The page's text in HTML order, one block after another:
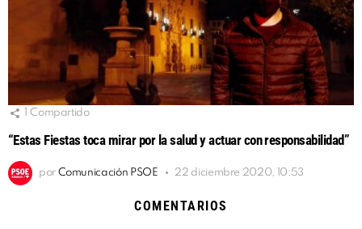
Compartido
“Estas Fiestas toca mirar por la salud y actuar con responsabilidad”
por Comunicación PSOE 22 diciembre 2020, 10:53
COMENTARIOS